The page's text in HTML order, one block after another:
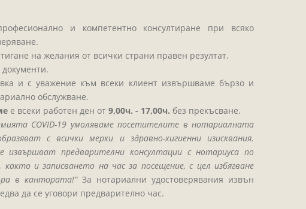
и компетентно консултиране при всяко
на желания от всички страни правен резултат.
и с уважение към всеки клиент извършваме бързо и
обслужване.
е всеки работен ден от9,00ч. - 17,00ч. без прекъсване.
COVID-19 умоляваме посетителите в нотариалната
с всички мерки и здравно-хигиенни изисквания.
извършват предварителни консултации с нотариуса по
и записването на час за посещение, с цел избягване
в кантората!“За нотариални удостоверявания извън
да се уговори предварително час.